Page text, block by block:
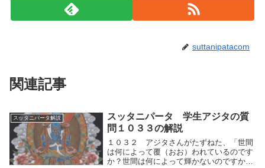
suttanipatacom
関連記事
スッタニパータ解説
スッタニパータ 学生アジタの質
問１０３３の解説
１０３２ アジタさんがたずねた、「世間
は何によって覆（おお）われているのです
か？世間は何によって輝かないのですか？